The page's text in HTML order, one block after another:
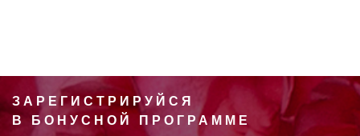
ЗАРЕГИСТРИРУЙСЯ
В БОНУСНОЙ ПРОГРАММЕ